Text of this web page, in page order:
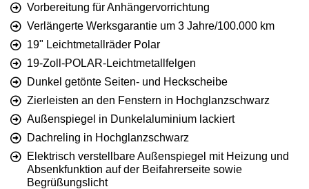
Vorbereitung für Anhängervorrichtung
Verlängerte Werksgarantie um 3 Jahre/100.000 km
19" Leichtmetallräder Polar
19-Zoll-POLAR-Leichtmetallfelgen
Dunkel getönte Seiten- und Heckscheibe
Zierleisten an den Fenstern in Hochglanzschwarz
Außenspiegel in Dunkelaluminium lackiert
Dachreling in Hochglanzschwarz
Elektrisch verstellbare Außenspiegel mit Heizung und
Absenkfunktion auf der Beifahrerseite sowie
Begrüßungslicht